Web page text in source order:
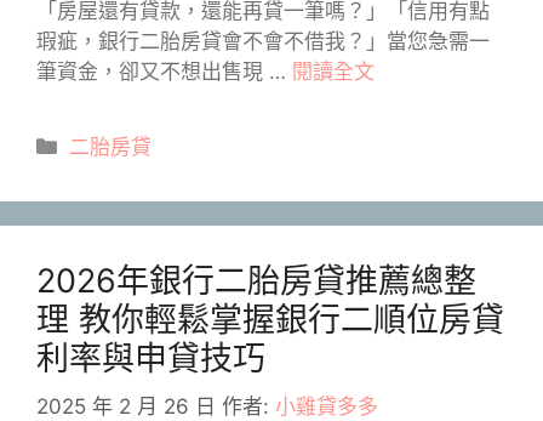
「房屋還有貸款，還能再貸一筆嗎？」「信用有點
瑕疵，銀行二胎房貸會不會不借我？」當您急需一
筆資金，卻又不想出售現 … 閱讀全文
分
二胎房貸
2026年銀行二胎房貸推薦總整
理 教你輕鬆掌握銀行二順位房貸
利率與申貸技巧
2025 年 2 月 26 日 作者: 小雞貸多多